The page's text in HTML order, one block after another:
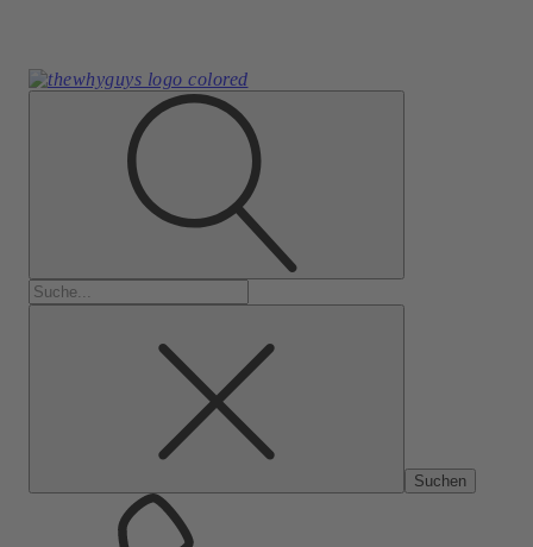
Suchen
nach: